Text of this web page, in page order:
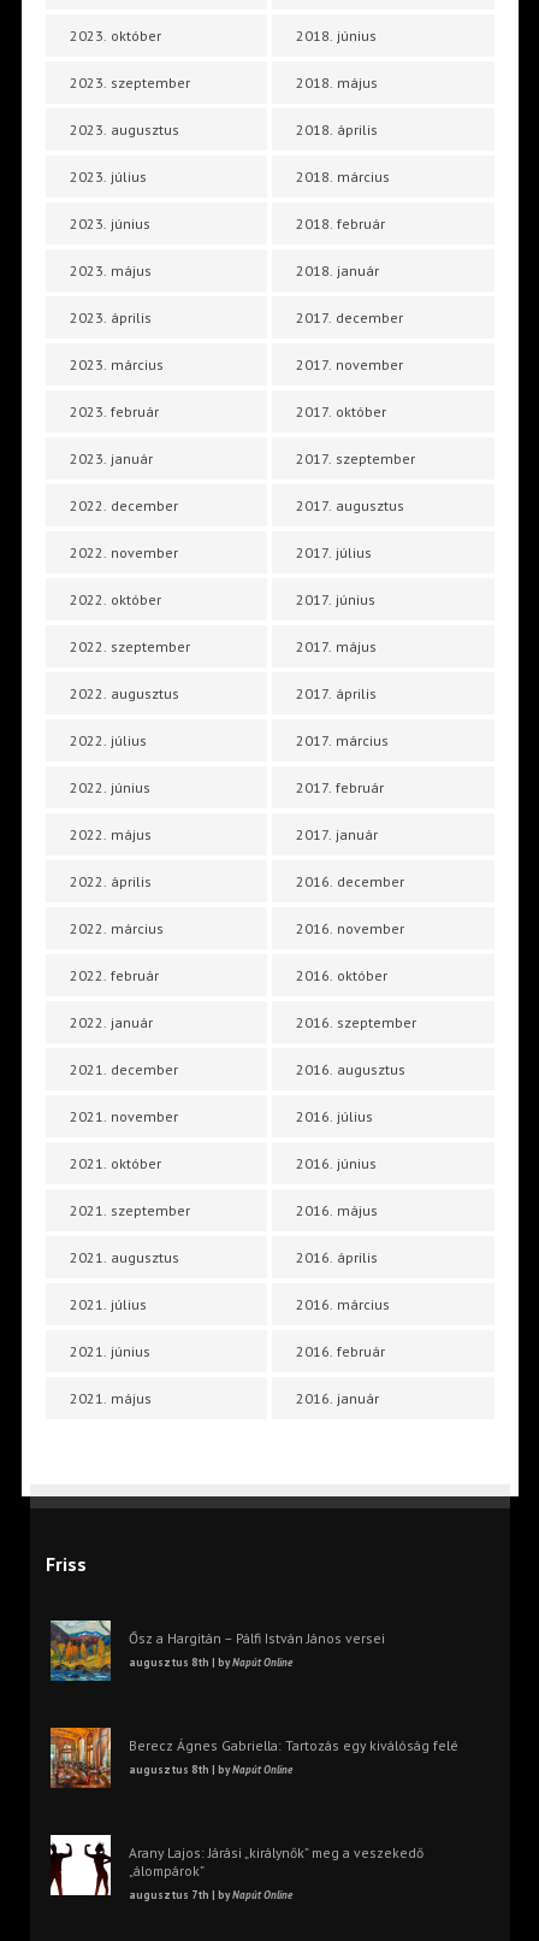
2023. október
2023. szeptember
2023. augusztus
2023. július
2023. június
2023. május
2023. április
2023. március
2023. február
2023. január
2022. december
2022. november
2022. október
2022. szeptember
2022. augusztus
2022. július
2022. június
2022. május
2022. április
2022. március
2022. február
2022. január
2021. december
2021. november
2021. október
2021. szeptember
2021. augusztus
2021. július
2021. június
2021. május
2018. június
2018. május
2018. április
2018. március
2018. február
2018. január
2017. december
2017. november
2017. október
2017. szeptember
2017. augusztus
2017. július
2017. június
2017. május
2017. április
2017. március
2017. február
2017. január
2016. december
2016. november
2016. október
2016. szeptember
2016. augusztus
2016. július
2016. június
2016. május
2016. április
2016. március
2016. február
2016. január
Friss
Ősz a Hargitán – Pálfi István János versei
augusztus 8th | byNapút Online
Berecz Ágnes Gabriella: Tartozás egy kiválóság felé
augusztus 8th | byNapút Online
Arany Lajos: Járási „királynők” meg a veszekedő
„álompárok”
augusztus 7th | byNapút Online